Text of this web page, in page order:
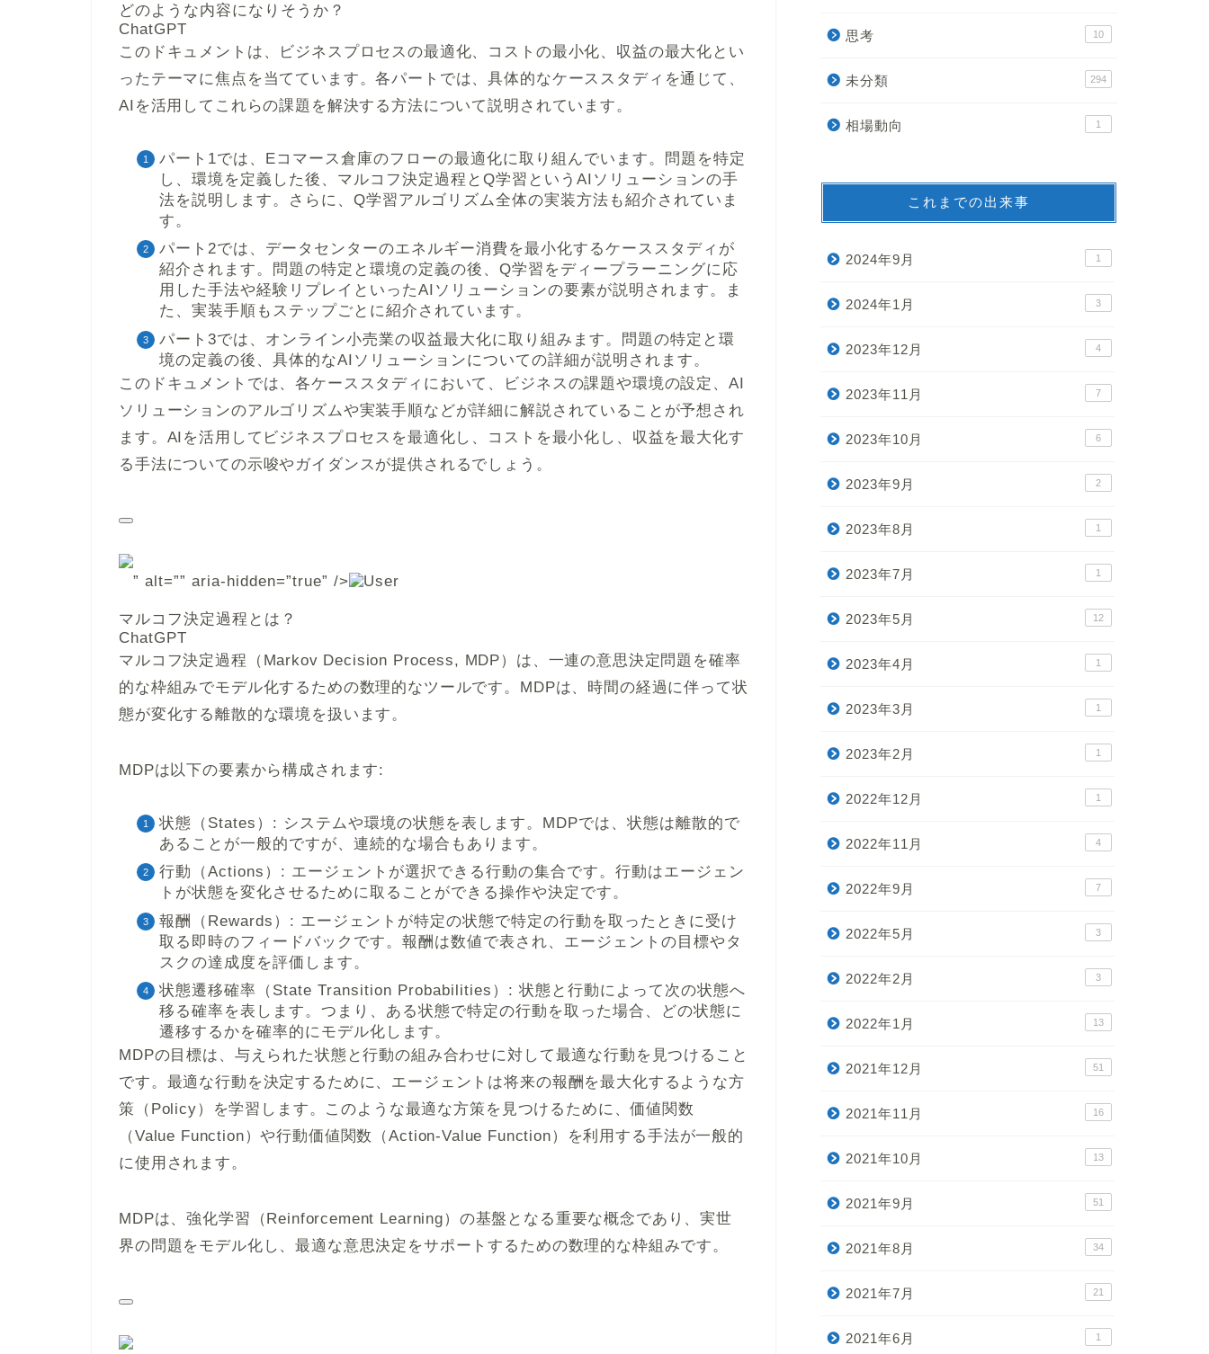
どのような内容になりそうか？
ChatGPT
このドキュメントは、ビジネスプロセスの最適化、コストの最小化、収益の最大化とい
ったテーマに焦点を当てています。各パートでは、具体的なケーススタディを通じて、
AIを活用してこれらの課題を解決する方法について説明されています。
パート1では、Eコマース倉庫のフローの最適化に取り組んでいます。問題を特定
し、環境を定義した後、マルコフ決定過程とQ学習というAIソリューションの手
法を説明します。さらに、Q学習アルゴリズム全体の実装方法も紹介されていま
す。
パート2では、データセンターのエネルギー消費を最小化するケーススタディが
紹介されます。問題の特定と環境の定義の後、Q学習をディープラーニングに応
用した手法や経験リプレイといったAIソリューションの要素が説明されます。ま
た、実装手順もステップごとに紹介されています。
パート3では、オンライン小売業の収益最大化に取り組みます。問題の特定と環
境の定義の後、具体的なAIソリューションについての詳細が説明されます。
このドキュメントでは、各ケーススタディにおいて、ビジネスの課題や環境の設定、AI
ソリューションのアルゴリズムや実装手順などが詳細に解説されていることが予想され
ます。AIを活用してビジネスプロセスを最適化し、コストを最小化し、収益を最大化す
る手法についての示唆やガイダンスが提供されるでしょう。
” alt=”” aria-hidden=”true” />
マルコフ決定過程とは？
ChatGPT
マルコフ決定過程（Markov Decision Process, MDP）は、一連の意思決定問題を確率
的な枠組みでモデル化するための数理的なツールです。MDPは、時間の経過に伴って状
態が変化する離散的な環境を扱います。
MDPは以下の要素から構成されます:
状態（States）: システムや環境の状態を表します。MDPでは、状態は離散的で
あることが一般的ですが、連続的な場合もあります。
行動（Actions）: エージェントが選択できる行動の集合です。行動はエージェン
トが状態を変化させるために取ることができる操作や決定です。
報酬（Rewards）: エージェントが特定の状態で特定の行動を取ったときに受け
取る即時のフィードバックです。報酬は数値で表され、エージェントの目標やタ
スクの達成度を評価します。
状態遷移確率（State Transition Probabilities）: 状態と行動によって次の状態へ
移る確率を表します。つまり、ある状態で特定の行動を取った場合、どの状態に
遷移するかを確率的にモデル化します。
MDPの目標は、与えられた状態と行動の組み合わせに対して最適な行動を見つけること
です。最適な行動を決定するために、エージェントは将来の報酬を最大化するような方
策（Policy）を学習します。このような最適な方策を見つけるために、価値関数
（Value Function）や行動価値関数（Action-Value Function）を利用する手法が一般的
に使用されます。
MDPは、強化学習（Reinforcement Learning）の基盤となる重要な概念であり、実世
界の問題をモデル化し、最適な意思決定をサポートするための数理的な枠組みです。
思考 10
未分類 294
相場動向 1
これまでの出来事
2024年9月 1
2024年1月 3
2023年12月 4
2023年11月 7
2023年10月 6
2023年9月 2
2023年8月 1
2023年7月 1
2023年5月 12
2023年4月 1
2023年3月 1
2023年2月 1
2022年12月 1
2022年11月 4
2022年9月 7
2022年5月 3
2022年2月 3
2022年1月 13
2021年12月 51
2021年11月 16
2021年10月 13
2021年9月 51
2021年8月 34
2021年7月 21
2021年6月 1